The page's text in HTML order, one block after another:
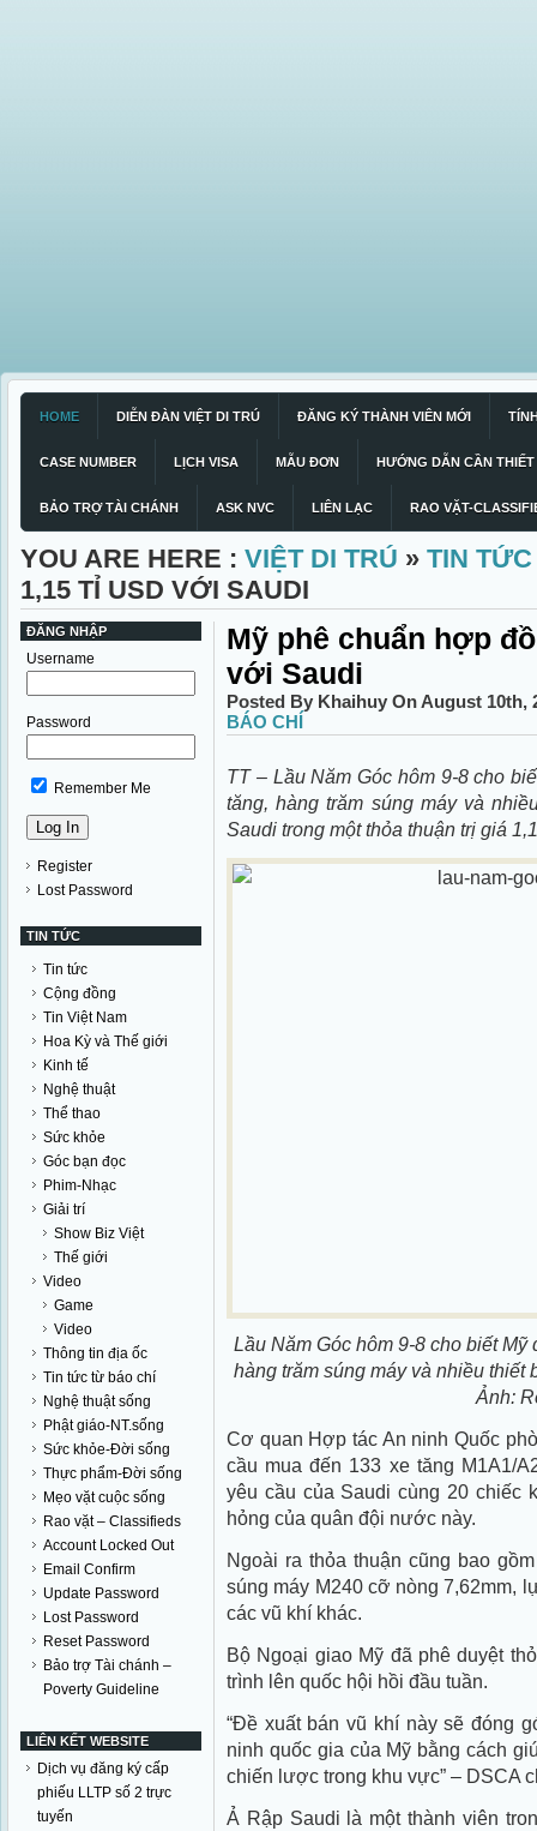
HOME DIỄN ĐÀN VIỆT DI TRÚ ĐĂNG KÝ THÀNH VIÊN MỚI
CASE NUMBER LỊCH VISA MẪU ĐƠN HƯỚNG DẪN CẦN THIẾT
BẢO TRỢ TÀI CHÁNH ASK NVC LIÊN LẠC RAO VẶT-
YOU ARE HERE : VIỆT DI TRÚ » TIN
1,15 TỈ USD VỚI SAUDI
ĐĂNG NHẬP
Username
Password
Remember Me
Register
Lost Password
TIN TỨC
Tin tức
Cộng đồng
Tin Việt Nam
Hoa Kỳ và Thế giới
Kinh tế
Nghệ thuật
Thể thao
Sức khỏe
Góc bạn đọc
Phim-Nhạc
Giải trí
Show Biz Việt
Thế giới
Video
Game
Video
Thông tin địa ốc
Tin tức từ báo chí
Nghệ thuật sống
Phật giáo-NT.sống
Sức khỏe-Đời sống
Thực phẩm-Đời sống
Mẹo vặt cuộc sống
Rao vặt – Classifieds
Account Locked Out
Email Confirm
Update Password
Lost Password
Reset Password
Bảo trợ Tài chánh –
Poverty Guideline
LIÊN KẾT WEBSITE
Dịch vụ đăng ký cấp
phiếu LLTP số 2 trực
tuyến
Mỹ phê chuẩn hợp
với Saudi
Posted By Khaihuy On August 10th,
BÁO CHÍ
TT – Lầu Năm Góc hôm 9-8 cho
tăng, hàng trăm súng máy và
Saudi trong một thỏa thuận trị giá
Lầu Năm Góc hôm 9-8 cho biết
hàng trăm súng máy và nhiều
Ảnh:
Cơ quan Hợp tác An ninh Quốc
cầu mua đến 133 xe tăng M1A1/
yêu cầu của Saudi cùng 20 chiếc
hỏng của quân đội nước này.
Ngoài ra thỏa thuận cũng bao
súng máy M240 cỡ nòng 7,62mm,
các vũ khí khác.
Bộ Ngoại giao Mỹ đã phê duyệt
trình lên quốc hội hồi đầu tuần.
“Đề xuất bán vũ khí này sẽ đóng
ninh quốc gia của Mỹ bằng cách
chiến lược trong khu vực” – DSCA
Ả Rập Saudi là một thành viên